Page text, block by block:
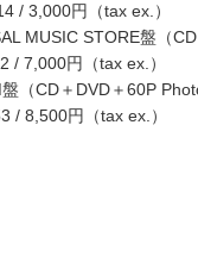
/ 3,000円（tax ex.）
MUSIC STORE盤（
/ 7,000円（tax ex.）
（CD＋DVD＋60P
/ 8,500円（tax ex.）